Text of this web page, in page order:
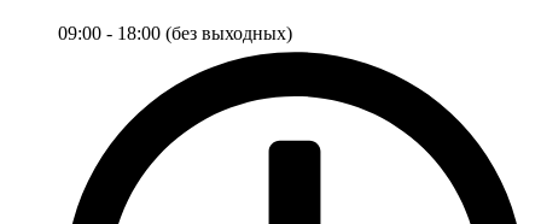
09:00 - 18:00 (без выходных)